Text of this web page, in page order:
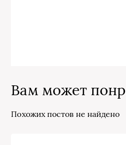
Вам может
Похожих постов не найдено